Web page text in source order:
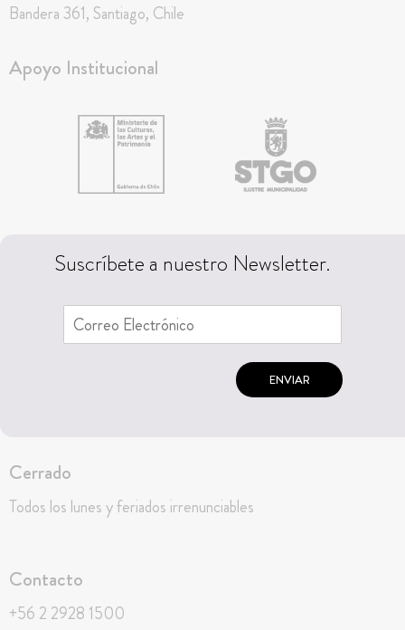
Bandera 361, Santiago, Chile
Apoyo Institucional
Suscríbete a nuestro Newsletter.
ENVIAR
Cerrado
Todos los lunes y feriados irrenunciables
Contacto
+56 2 2928 1500